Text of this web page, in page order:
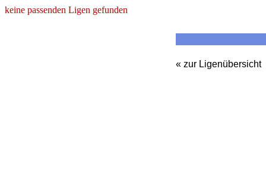
keine passenden Ligen gefunden
« zur Ligenübersicht